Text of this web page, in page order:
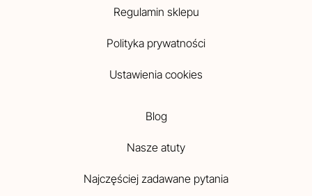
Regulamin sklepu
Polityka prywatności
Ustawienia cookies
Blog
Nasze atuty
Najczęściej zadawane pytania